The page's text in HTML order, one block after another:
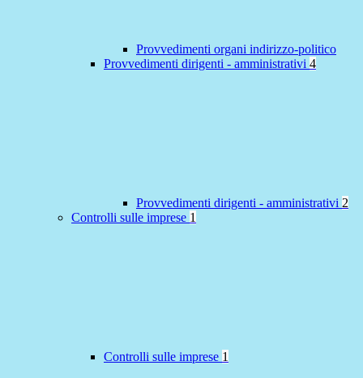
Provvedimenti organi indirizzo-politico
Provvedimenti dirigenti - amministrativi 4
Provvedimenti dirigenti - amministrativi 2
Controlli sulle imprese 1
Controlli sulle imprese 1